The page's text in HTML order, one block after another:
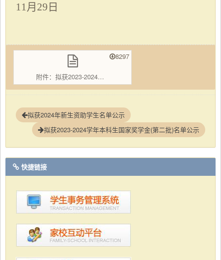
11月29 日
附件：拟获2023-2024学年优秀学生、优秀学生干部名单.docx
8297
拟获2024年新生资助学生名单公示
拟获2023-2024学年本科生国家奖学金(第二批)名单公示
快捷链接